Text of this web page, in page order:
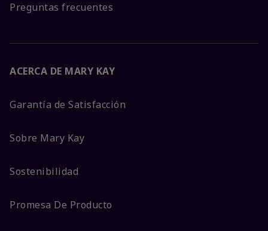
Preguntas frecuentes
ACERCA DE MARY KAY
Garantía de Satisfacción
Sobre Mary Kay
Sostenibilidad
Promesa De Producto